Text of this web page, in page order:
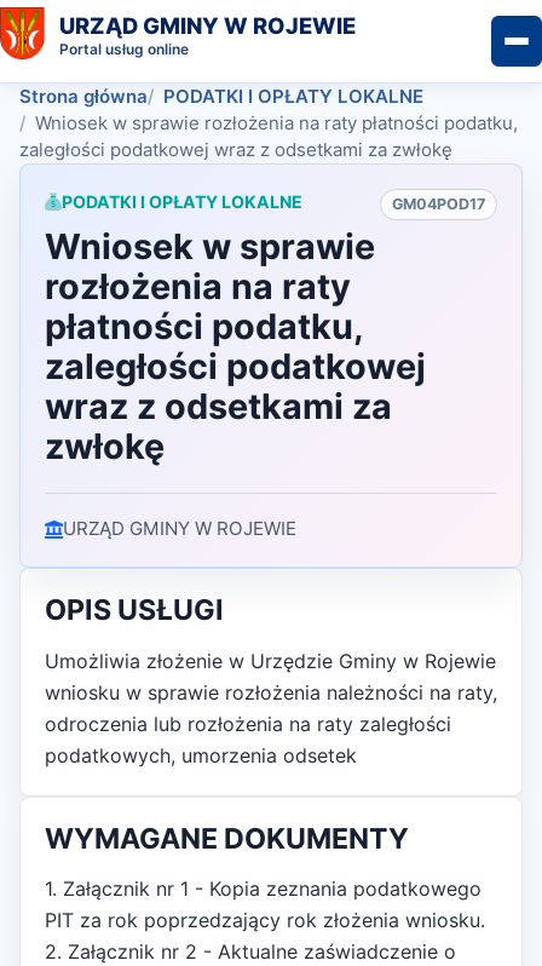
URZĄD GMINY W ROJEWIE
Portal usług online
Strona główna
PODATKI I OPŁATY LOKALNE
Wniosek w sprawie rozłożenia na raty płatności podatku,
zaległości podatkowej wraz z odsetkami za zwłokę
PODATKI I OPŁATY LOKALNE GM04POD17
Wniosek w sprawie
rozłożenia na raty
płatności podatku,
zaległości podatkowej
wraz z odsetkami za
zwłokę
URZĄD GMINY W ROJEWIE
OPIS USŁUGI
Umożliwia złożenie w Urzędzie Gminy w Rojewie
wniosku w sprawie rozłożenia należności na raty,
odroczenia lub rozłożenia na raty zaległości
podatkowych, umorzenia odsetek
WYMAGANE DOKUMENTY
1. Załącznik nr 1 - Kopia zeznania podatkowego
PIT za rok poprzedzający rok złożenia wniosku.
2. Załącznik nr 2 - Aktualne zaświadczenie o